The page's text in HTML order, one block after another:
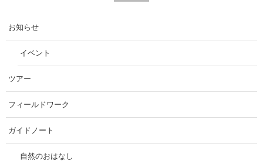
お知らせ
イベント
ツアー
フィールドワーク
ガイドノート
自然のおはなし